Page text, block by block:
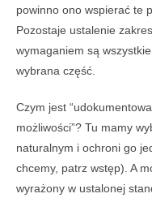
powinno ono wspierać te
Pozostaje ustalenie
wymaganiem są
wybrana część.
Czym jest
możliwości”? Tu mamy
naturalnym i ochroni go
chcemy, patrz wstęp). A
wyrażony w ustalonej